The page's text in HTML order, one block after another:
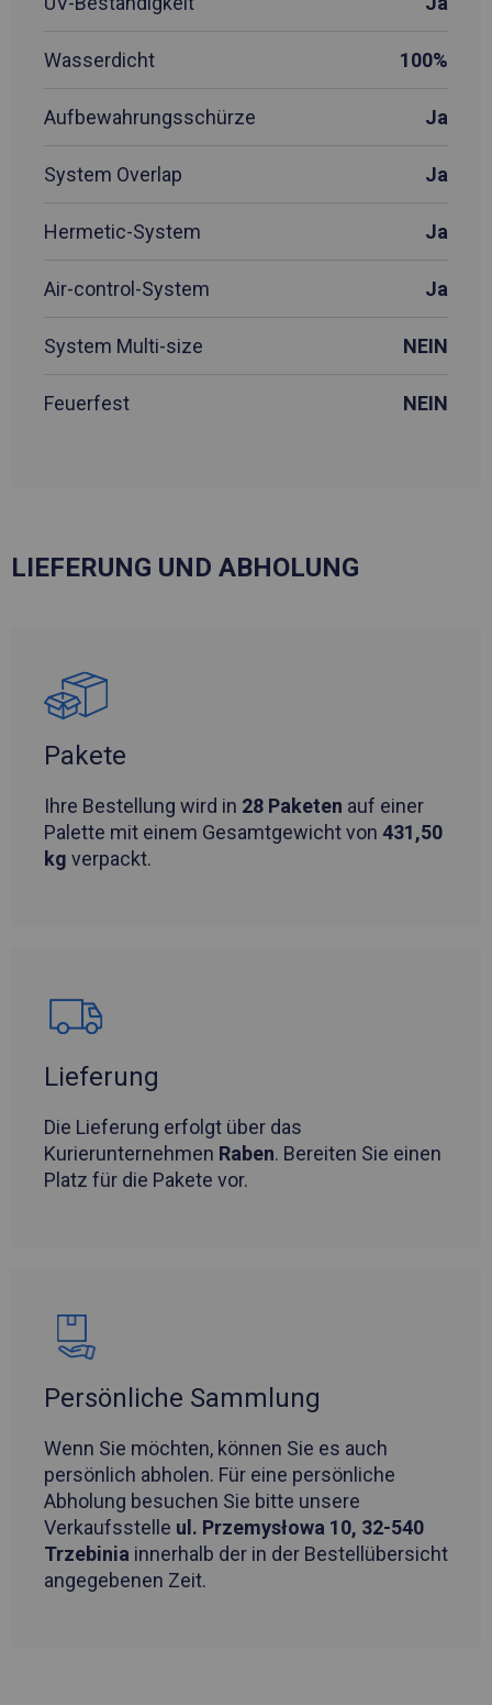
Wasserdicht 100%
Aufbewahrungsschürze Ja
System Overlap Ja
Hermetic-System Ja
Air-control-System Ja
System Multi-size NEIN
Feuerfest NEIN
LIEFERUNG UND ABHOLUNG
Pakete
Ihre Bestellung wird in 28 Paketen auf einer
Palette mit einem Gesamtgewicht von 431,50
kg verpackt.
Lieferung
Die Lieferung erfolgt über das
Kurierunternehmen Raben. Bereiten Sie einen
Platz für die Pakete vor.
Persönliche Sammlung
Wenn Sie möchten, können Sie es auch
persönlich abholen. Für eine persönliche
Abholung besuchen Sie bitte unsere
Verkaufsstelle ul. Przemysłowa 10, 32-540
Trzebinia innerhalb der in der Bestellübersicht
angegebenen Zeit.